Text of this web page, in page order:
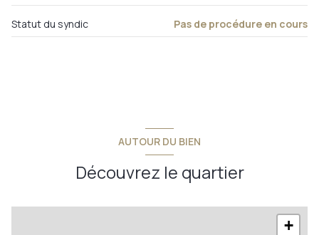
Statut du syndic Pas de procédure en cours
AUTOUR DU BIEN
Découvrez le quartier
+